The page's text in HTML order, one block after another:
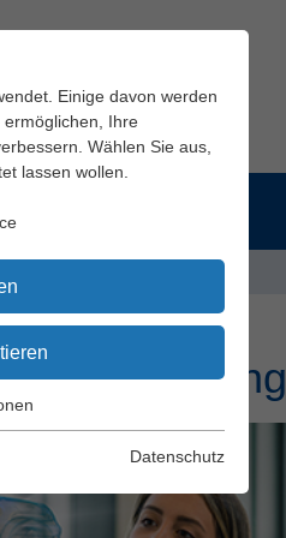
Seminare
Digitalisierung
Einige davon werden
Ihre
Wählen Sie aus,
lassen wollen.
Funktionen derDatenschutz